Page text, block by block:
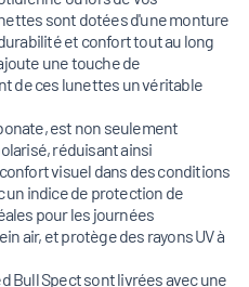
sont dotées d'une monture
et confort tout au long
une touche de
de ces lunettes un véritable
est non seulement
réduisant ainsi
visuel dans des conditions
un indice de protection de
pour les journées
air, et protège des rayons UV à
Bull Spect sont livrées avec une